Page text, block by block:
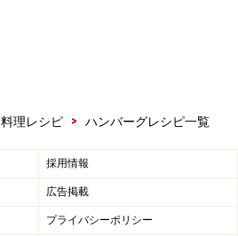
料理レシピ > ハンバーグレシピ一覧
採用情報
広告掲載
プライバシーポリシー